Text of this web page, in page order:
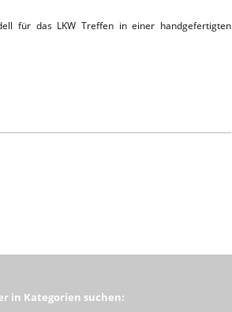
für das LKW Treffen in einer handgefertigten
in Kategorien suchen: